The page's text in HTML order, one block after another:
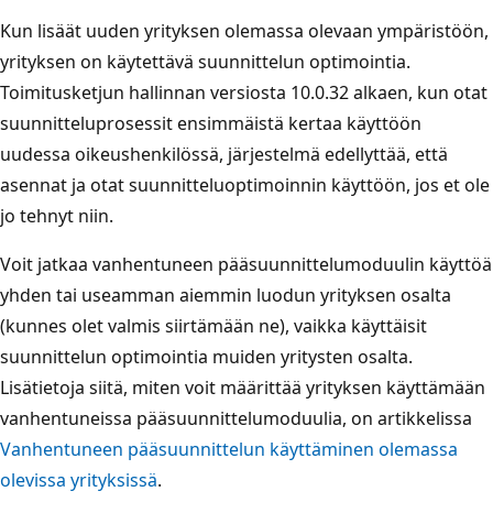
Kun lisäät uuden yrityksen olemassa olevaan ympäristöön,
yrityksen on käytettävä suunnittelun optimointia.
Toimitusketjun hallinnan versiosta 10.0.32 alkaen, kun otat
suunnitteluprosessit ensimmäistä kertaa käyttöön
uudessa oikeushenkilössä, järjestelmä edellyttää, että
asennat ja otat suunnitteluoptimoinnin käyttöön, jos et ole
jo tehnyt niin.
Voit jatkaa vanhentuneen pääsuunnittelumoduulin käyttöä
yhden tai useamman aiemmin luodun yrityksen osalta
(kunnes olet valmis siirtämään ne), vaikka käyttäisit
suunnittelun optimointia muiden yritysten osalta.
Lisätietoja siitä, miten voit määrittää yrityksen käyttämään
vanhentuneissa pääsuunnittelumoduulia, on artikkelissa
Vanhentuneen pääsuunnittelun käyttäminen olemassa
olevissa yrityksissä.